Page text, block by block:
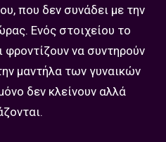
που δεν συνάδει με την
Ενός στοιχείου το
φροντίζουν να συντηρούν
μαντήλα των γυναικών
δεν κλείνουν αλλά